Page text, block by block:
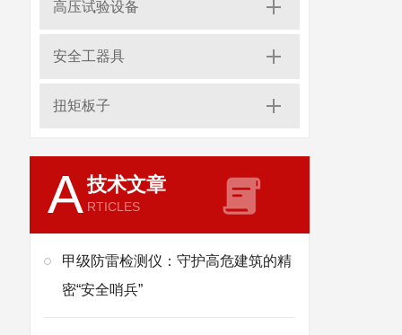
高压试验设备
安全工器具
扭矩板子
A技术文章
RTICLES
甲级防雷检测仪：守护高危建筑的精
密“安全哨兵”